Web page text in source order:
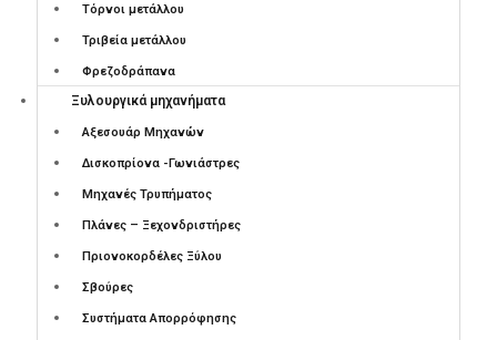
Τόρνοι μετάλλου
Τριβεία μετάλλου
Φρεζοδράπανα
Ξυλουργικά μηχανήματα
Αξεσουάρ Μηχανών
Δισκοπρίονα -Γωνιάστρες
Μηχανές Τρυπήματος
Πλάνες – Ξεχονδριστήρες
Πριονοκορδέλες Ξύλου
Σβούρες
Συστήματα Απορρόφησης